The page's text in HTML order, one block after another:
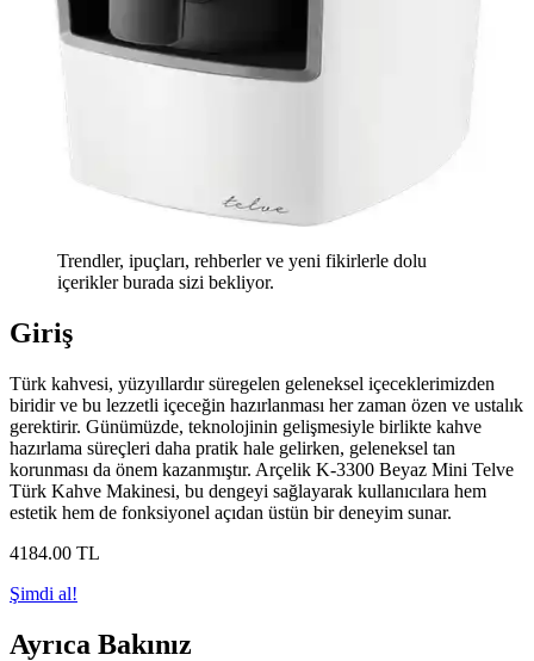
Trendler, ipuçları, rehberler ve yeni fikirlerle dolu
içerikler burada sizi bekliyor.
Giriş
Türk kahvesi, yüzyıllardır süregelen geleneksel içeceklerimizden
biridir ve bu lezzetli içeceğin hazırlanması her zaman özen ve ustalık
gerektirir. Günümüzde, teknolojinin gelişmesiyle birlikte kahve
hazırlama süreçleri daha pratik hale gelirken, geleneksel tan
korunması da önem kazanmıştır. Arçelik K-3300 Beyaz Mini Telve
Türk Kahve Makinesi, bu dengeyi sağlayarak kullanıcılara hem
estetik hem de fonksiyonel açıdan üstün bir deneyim sunar.
4184.00 TL
Şimdi al!
Ayrıca Bakınız